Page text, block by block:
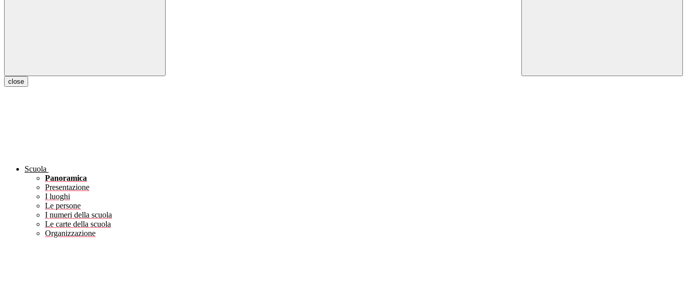
close
Scuola
Panoramica
Presentazione
I luoghi
Le persone
I numeri della scuola
Le carte della scuola
Organizzazione